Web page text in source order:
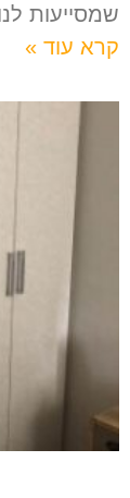
שמסייעות
קרא עוד »